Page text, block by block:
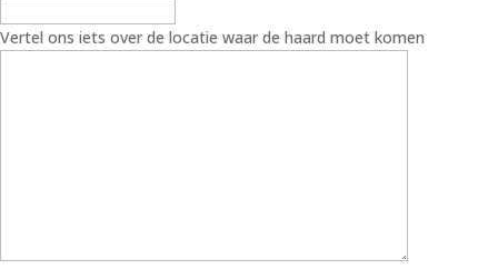
Vertel ons iets over de locatie waar de haard moet komen